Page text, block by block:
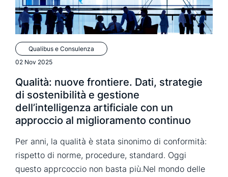
Qualibus e Consulenza
02 Nov 2025
Qualità: nuove frontiere. Dati, strategie
di sostenibilità e gestione
dell’intelligenza artificiale con un
approccio al miglioramento continuo
Per anni, la qualità è stata sinonimo di conformità:
rispetto di norme, procedure, standard. Oggi
questo apprcoccio non basta più.Nel mondo delle